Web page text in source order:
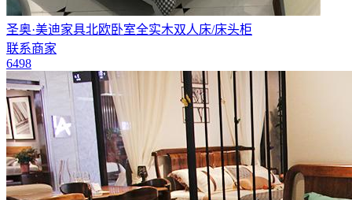
圣奥·美迪家具北欧卧室全实木双人床/床头柜
联系商家
6498